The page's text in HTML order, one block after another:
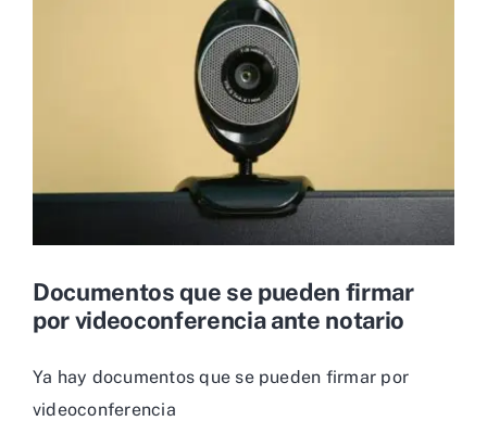
Documentos que se pueden firmar
por videoconferencia ante notario
Ya hay documentos que se pueden firmar por
videoconferencia